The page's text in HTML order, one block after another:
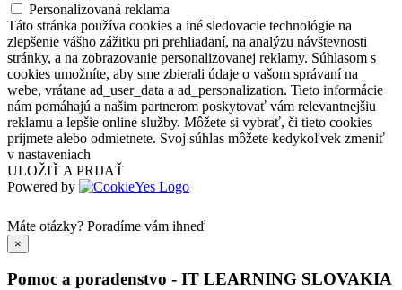
Personalizovaná reklama
Táto stránka používa cookies a iné sledovacie technológie na
zlepšenie vášho zážitku pri prehliadaní, na analýzu návštevnosti
stránky, a na zobrazovanie personalizovanej reklamy. Súhlasom s
cookies umožníte, aby sme zbierali údaje o vašom správaní na
webe, vrátane ad_user_data a ad_personalization. Tieto informácie
nám pomáhajú a našim partnerom poskytovať vám relevantnejšiu
reklamu a lepšie online služby. Môžete si vybrať, či tieto cookies
prijmete alebo odmietnete. Svoj súhlas môžete kedykoľvek zmeniť
v nastaveniach
ULOŽIŤ A PRIJAŤ
Powered by
Máte otázky? Poradíme vám ihneď
×
Pomoc a poradenstvo - IT LEARNING SLOVAKIA